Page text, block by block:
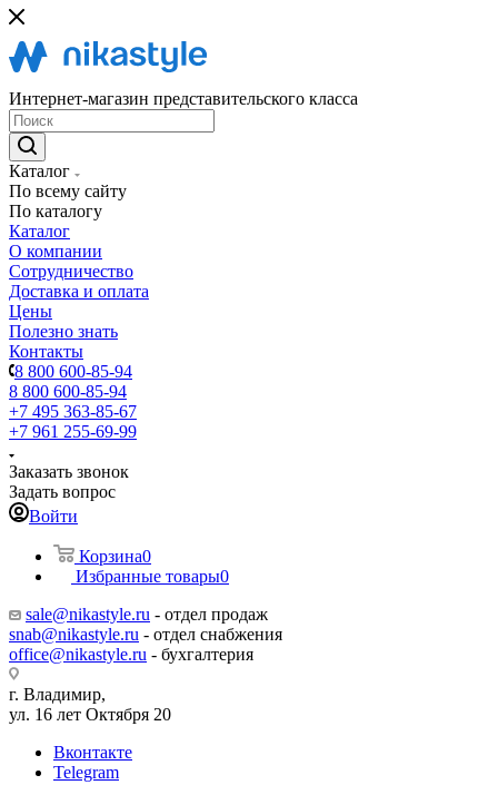
Интернет-магазин представительского класса
Каталог
По всему сайту
По каталогу
Каталог
О компании
Сотрудничество
Доставка и оплата
Цены
Полезно знать
Контакты
8 800 600-85-94
8 800 600-85-94
+7 495 363-85-67
+7 961 255-69-99
Заказать звонок
Задать вопрос
Войти
Корзина0
Избранные товары0
sale@nikastyle.ru - отдел продаж
snab@nikastyle.ru - отдел снабжения
office@nikastyle.ru - бухгалтерия
г. Владимир,
ул. 16 лет Октября 20
Вконтакте
Telegram